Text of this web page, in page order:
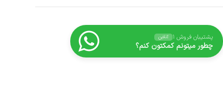
پشتیبان فروش ۱ آنلاین
چطور میتونم کمکتون کنم؟